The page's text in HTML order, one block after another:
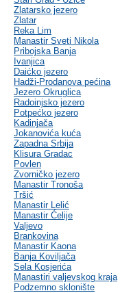
Zlatarsko jezero
Zlatar
Reka Lim
Manastir Sveti Nikola
Pribojska Banja
Ivanjica
Daićko jezero
Hadži-Prodanova pećina
Jezero Okruglica
Radoinjsko jezero
Potpećko jezero
Kadinjača
Jokanovića kuća
Zapadna Srbija
Klisura Gradac
Povlen
Zvorničko jezero
Manastir Tronoša
Tršić
Manastir Lelić
Manastir Ćelije
Valjevo
Brankovina
Manastir Kaona
Banja Koviljača
Sela Kosjerića
Manastiri valjevskog kraja
Podzemno sklonište